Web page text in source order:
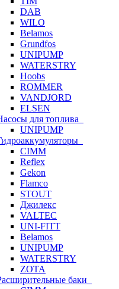
DAB
WILO
Belamos
Grundfos
UNIPUMP
WATERSTRY
Hoobs
ROMMER
VANDJORD
ELSEN
для топлива
UNIPUMP
CIMM
Reflex
Gekon
Flamco
STOUT
Джилекс
VALTEC
UNI-FITT
Belamos
UNIPUMP
WATERSTRY
ZOTA
баки